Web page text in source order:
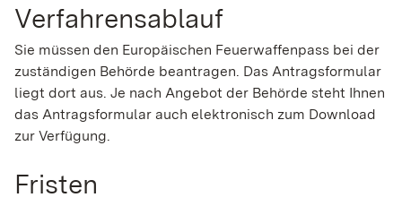
Verfahrensablauf
Sie müssen den Europäischen Feuerwaffenpass bei der
zuständigen Behörde beantragen. Das Antragsformular
liegt dort aus. Je nach Angebot der Behörde steht Ihnen
das Antragsformular auch elektronisch zum Download
zur Verfügung.
Fristen